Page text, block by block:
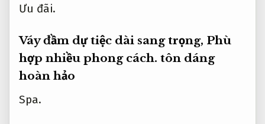
Ưu đãi.
Váy đầm dự tiệc dài sang trọng, Phù
hợp nhiều phong cách. tôn dáng
hoàn hảo
Spa.